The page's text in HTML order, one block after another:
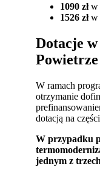
1090 złw
1526 złw
Dotacje
Powietrze
W ramach
otrzymanie
dotacją na
W przypadku
jednym z